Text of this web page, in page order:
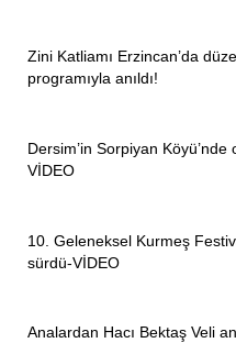
Zini Katliamı Erzincan’da
programıyla anıldı!
Dersim’in Sorpiyan Köyü’nde
VİDEO
10. Geleneksel Kurmeş
sürdü-VİDEO
Analardan Hacı Bektaş Veli